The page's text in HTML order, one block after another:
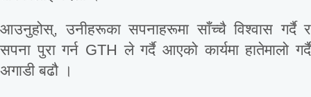
आउनुहोस्, उनीहरूका सपनाहरूमा साँच्चै विश्वास गर्दै र
सपना पुरा गर्न GTH ले गर्दै आएको कार्यमा हातेमालो गर्दै
अगाडी बढौ ।